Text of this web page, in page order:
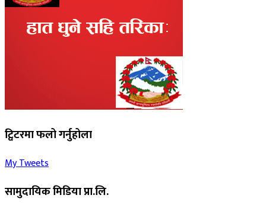
ट्विटरमा फलो गर्नुहोला
My Tweets
सामुदायिक मिडिया प्रा.लि.